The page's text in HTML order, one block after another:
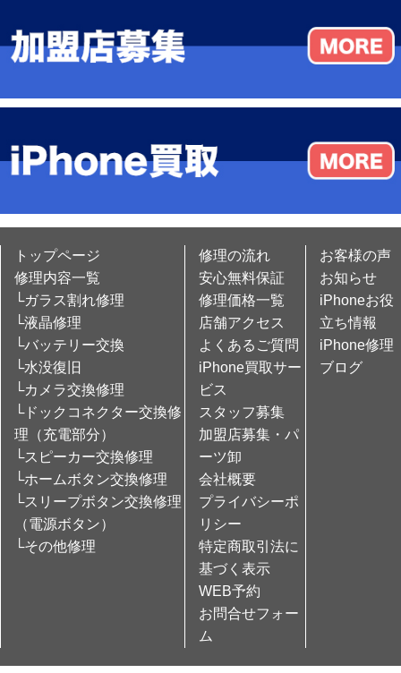
トップページ
修理内容一覧
└ガラス割れ修理
└液晶修理
└バッテリー交換
└水没復旧
└カメラ交換修理
└ドックコネクター交換修
理（充電部分）
└スピーカー交換修理
└ホームボタン交換修理
└スリープボタン交換修理
（電源ボタン）
└その他修理
修理の流れ
安心無料保証
修理価格一覧
店舗アクセス
よくあるご質問
iPhone買取サー
ビス
スタッフ募集
加盟店募集・パ
ーツ卸
会社概要
プライバシーポ
リシー
特定商取引法に
基づく表示
WEB予約
お問合せフォー
ム
お客様の声
お知らせ
iPhoneお役
立ち情報
iPhone修理
ブログ